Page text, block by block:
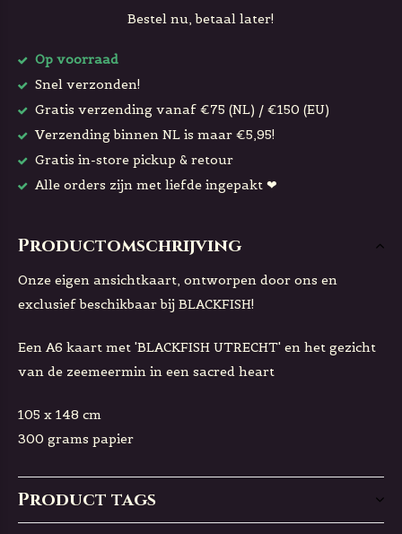
Bestel nu, betaal later!
Op voorraad
Snel verzonden!
Gratis verzending vanaf €75 (NL) / €150 (EU)
Verzending binnen NL is maar €5,95!
Gratis in-store pickup & retour
Alle orders zijn met liefde ingepakt ❤
Productomschrijving
Onze eigen ansichtkaart, ontworpen door ons en
exclusief beschikbaar bij BLACKFISH!
Een A6 kaart met 'BLACKFISH UTRECHT' en het gezicht
van de zeemeermin in een sacred heart
105 x 148 cm
300 grams papier
Product tags